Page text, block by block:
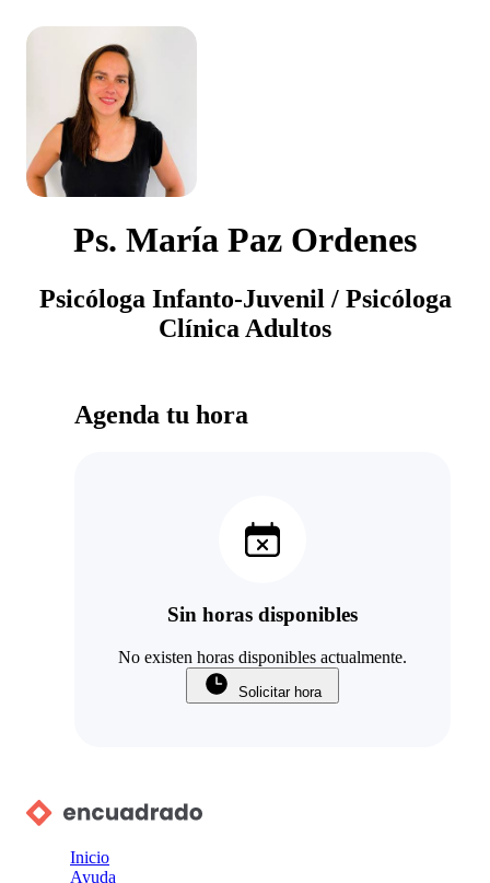
Ps. María Paz Ordenes
Psicóloga Infanto-Juvenil / Psicóloga
Clínica Adultos
Agenda tu hora
Sin horas disponibles
No existen horas disponibles actualmente.
Solicitar hora
Inicio
Ayuda